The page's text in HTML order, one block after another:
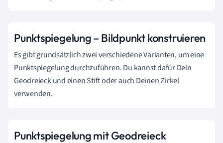
Punktspiegelung – Bildpunkt konstruieren
Es gibt grundsätzlich zwei verschiedene Varianten, um eine
Punktspiegelung durchzuführen. Du kannst dafür Dein
Geodreieck und einen Stift oder auch Deinen Zirkel
verwenden.
Punktspiegelung mit Geodreieck